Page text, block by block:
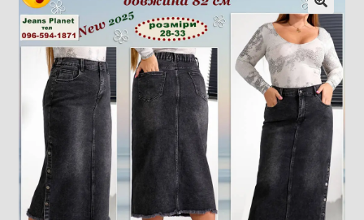
Контакты
Примерочная